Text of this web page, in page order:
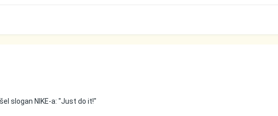
slogan NIKE-a: "Just do it!"